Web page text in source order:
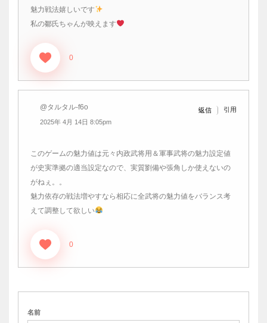
魅力戦法嬉しいです
私の鄒氏ちゃんが映えます
0
@タルタル-f6o
2025年 4月 14日 8:05pm
返信 引用
このゲームの魅力値は元々内政武将用＆軍事武将の魅力設定値
が史実準拠の適当設定なので、実質劉備や張角しか使えないの
がねぇ。。
魅力依存の戦法増やすなら相応に全武将の魅力値をバランス考
えて調整して欲しい
0
名前